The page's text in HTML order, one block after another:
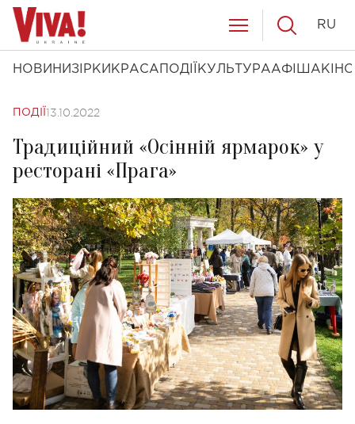
НОВИНИ ЗІРКИ КРАСА ПОДІЇ КУЛЬТУРААФІША КІНО
RU
ПОДІЇ 13.10.2022
Традиційний «Осінній ярмарок» у
ресторані «Прага»